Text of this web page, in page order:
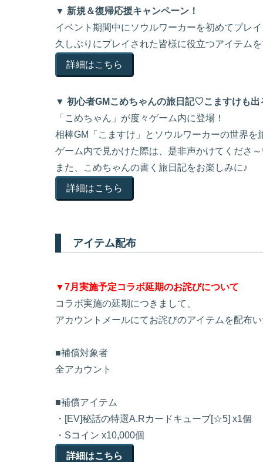
▼ 新規＆復帰応援キャンペーン！
イベント期間中にソウルワーカーを初めてプレ
久しぶりにプレイされた皆様に役立つアイテム
詳細はこちら
▼ 初心者GMこめちゃんの旅日記♡こますけも出
「こめちゃん」が度々ゲーム内に登場！
相棒GM「こますけ」とソウルワーカーの世界を
ゲーム内で見かけた際は、是非声かけてくださ
また、こめちゃんの書く旅日記をお楽しみに♪
詳細はこちら
アイテム配布
▼7月実施予定コラボ延期のお詫びについて
コラボ実施の延期につきまして、
アカウントメールにてお詫びのアイテムを配布
■補償対象者
全アカウント
■補償アイテム
・[EV]秘話の特選A.Rカードキューブ[☆5] x1個
・Sコイン x10,000個
詳細はこちら